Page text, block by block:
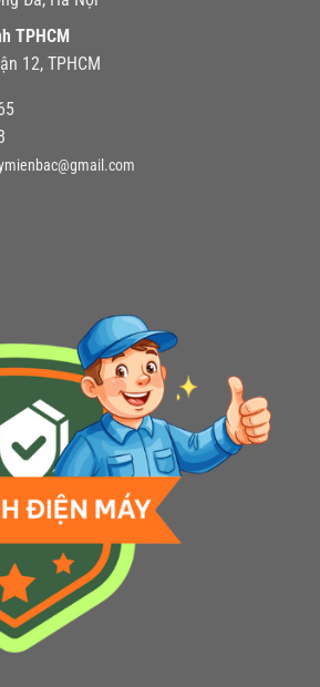
TPHCM
12, TPHCM